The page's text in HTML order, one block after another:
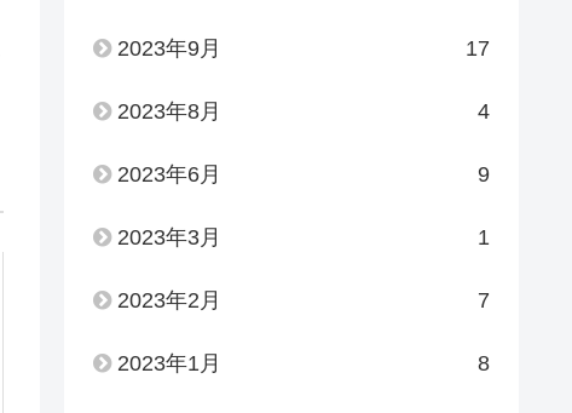
2023年9月 17
2023年8月 4
2023年6月 9
2023年3月 1
2023年2月 7
2023年1月 8